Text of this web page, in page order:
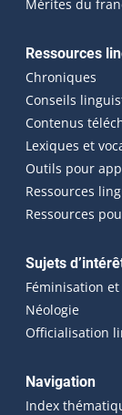
Mérites du
Ressources
Chroniques
Conseils
Contenus
Lexiques et
Outils pour
Ressources
Ressources
Sujets
Féminisation
Néologie
Officialisation
Navigation
Index